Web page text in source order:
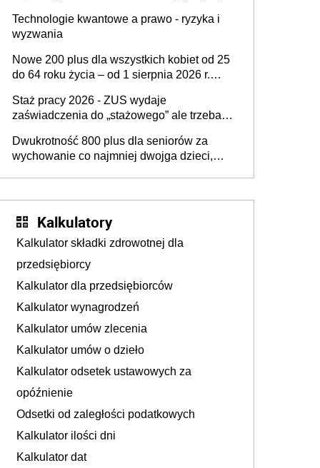
Technologie kwantowe a prawo - ryzyka i
wyzwania
Nowe 200 plus dla wszystkich kobiet od 25
do 64 roku życia – od 1 sierpnia 2026 r.
programu rządowego
Staż pracy 2026 - ZUS wydaje
zaświadczenia do „stażowego” ale trzeba
sprzed 1999 roku). Jak odebrać
zaświadczenie z ZUS?
Dwukrotność 800 plus dla seniorów za
wychowanie co najmniej dwojga dzieci,
Zapadła decyzja Sejmu
Kalkulatory
Kalkulator składki zdrowotnej dla
przedsiębiorcy
Kalkulator dla przedsiębiorców
Kalkulator wynagrodzeń
Kalkulator umów zlecenia
Kalkulator umów o dzieło
Kalkulator odsetek ustawowych za
opóźnienie
Odsetki od zaległości podatkowych
Kalkulator ilości dni
Kalkulator dat